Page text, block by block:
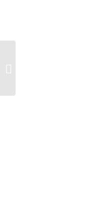
Overheating pada